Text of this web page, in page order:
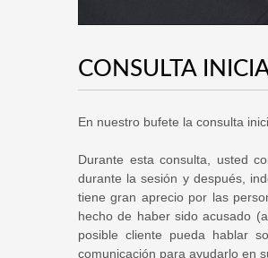
CONSULTA
En nuestro bufete la consulta
Durante esta consulta, usted
durante la sesión y después,
tiene gran aprecio por las
hecho de haber sido acusado
posible cliente pueda hablar
comunicación para ayudarlo en